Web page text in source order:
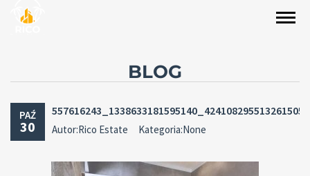
BLOG
PAŹ
30 Autor:Rico Estate Kategoria:None